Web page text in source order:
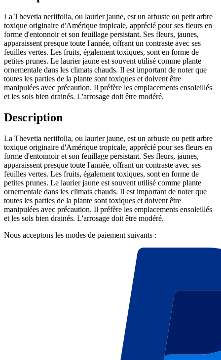
La Thevetia neriifolia, ou laurier jaune, est un arbuste ou petit arbre
toxique originaire d'Amérique tropicale, apprécié pour ses fleurs en
forme d'entonnoir et son feuillage persistant. Ses fleurs, jaunes,
apparaissent presque toute l'année, offrant un contraste avec ses
feuilles vertes. Les fruits, également toxiques, sont en forme de
petites prunes. Le laurier jaune est souvent utilisé comme plante
ornementale dans les climats chauds. Il est important de noter que
toutes les parties de la plante sont toxiques et doivent être
manipulées avec précaution. Il préfère les emplacements ensoleillés
et les sols bien drainés. L'arrosage doit être modéré.
Description
La Thevetia neriifolia, ou laurier jaune, est un arbuste ou petit arbre
toxique originaire d'Amérique tropicale, apprécié pour ses fleurs en
forme d'entonnoir et son feuillage persistant. Ses fleurs, jaunes,
apparaissent presque toute l'année, offrant un contraste avec ses
feuilles vertes. Les fruits, également toxiques, sont en forme de
petites prunes. Le laurier jaune est souvent utilisé comme plante
ornementale dans les climats chauds. Il est important de noter que
toutes les parties de la plante sont toxiques et doivent être
manipulées avec précaution. Il préfère les emplacements ensoleillés
et les sols bien drainés. L'arrosage doit être modéré.
Nous acceptons les modes de paiement suivants :